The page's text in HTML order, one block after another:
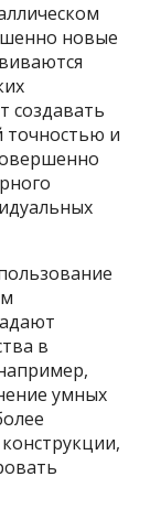
новые
создавать
точностью и
в
умных